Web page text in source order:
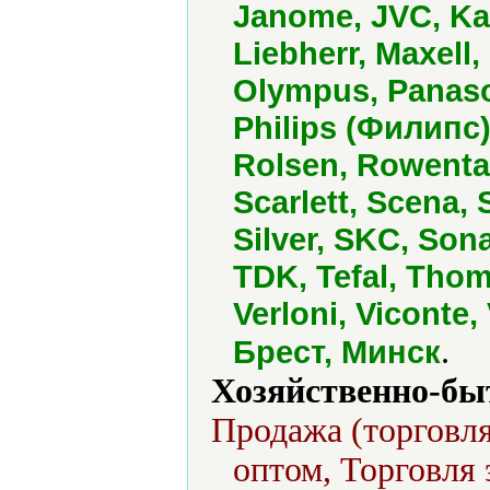
Janome, JVC,
Liebherr,
Olympus,
Philips
Rolsen,
Scarlett, Scena,
Silver, SKC,
TDK, Tefal,
Verloni, Viconte,
Брест, Минск.
Хозяйственно-
Продажа
оптом, Торговля